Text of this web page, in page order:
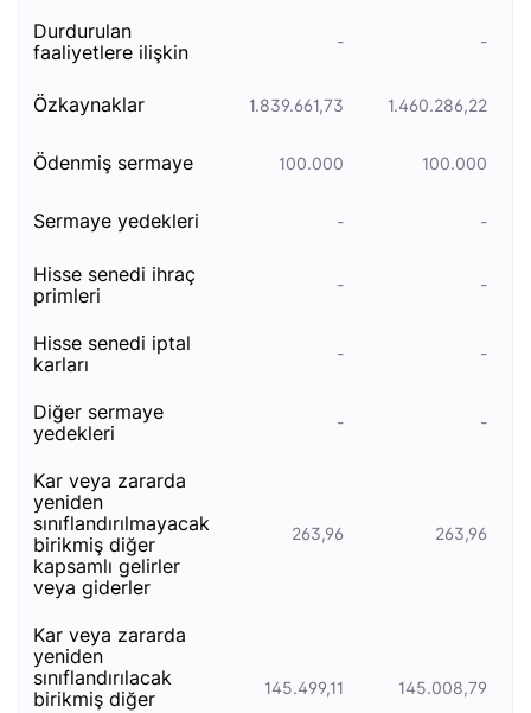
durdurulan
faaliyetlere i̇lişkin
- -
özkaynaklar 1.839.661,73 1.460.286,22
ödenmiş sermaye 100.000 100.000
sermaye yedekleri - -
hisse senedi i̇hraç
primleri
- -
hisse senedi i̇ptal
karları
- -
diğer sermaye
yedekleri
- -
kar veya zararda
yeniden
sınıflandırılmayacak
birikmiş diğer
kapsamlı gelirler
veya giderler
263,96 263,96
kar veya zararda
yeniden
sınıflandırılacak
birikmiş diğer
145.499,11 145.008,79